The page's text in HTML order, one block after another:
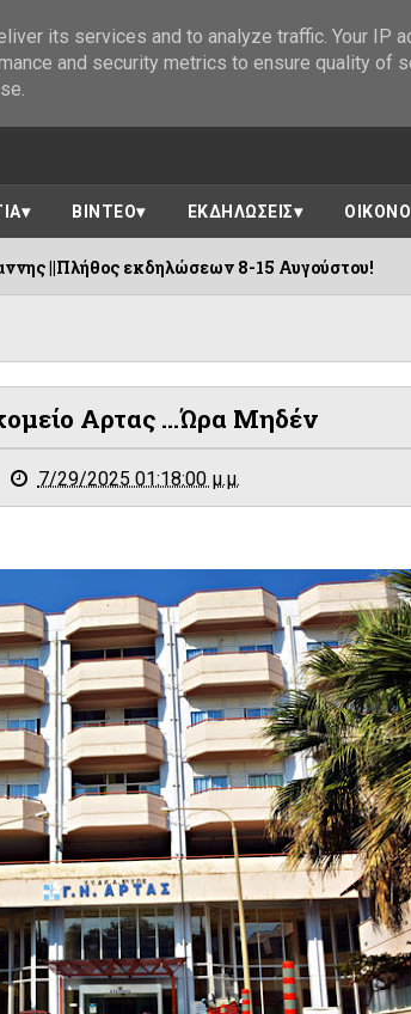
ΒΙΝΤΕΟ ΕΚΔΗΛΩΣΕΙΣ
8-15 Αυγούστου! 06/08/
Αρτας ...ώρα Μηδέν
7/29/2025 01:18:00 μ.μ.
its services and to analyze traffic. Your IP
and security metrics to ensure quality of